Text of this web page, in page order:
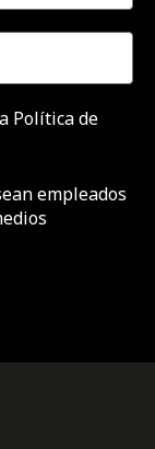
Política de
empleados